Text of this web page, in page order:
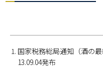
国家税務総局通知（酒の最
13.09.04発布